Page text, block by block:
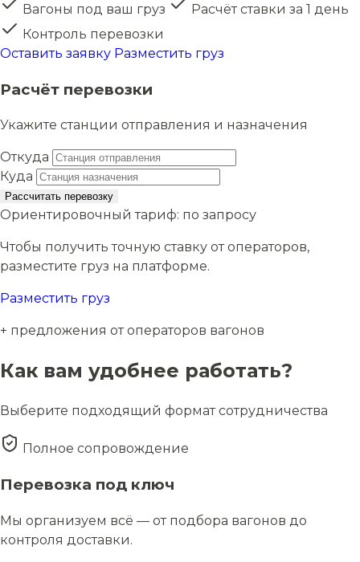
Вагоны под ваш груз
Расчёт ставки за 1 день
Контроль перевозки
Оставить заявку Разместить груз
Расчёт перевозки
Укажите станции отправления и назначения
Откуда
Куда
Рассчитать перевозку
Ориентировочный тариф: по запросу
Чтобы получить точную ставку от операторов,
разместите груз на платформе.
Разместить груз
+ предложения от операторов вагонов
Как вам удобнее работать?
Выберите подходящий формат сотрудничества
Полное сопровождение
Перевозка под ключ
Мы организуем всё — от подбора вагонов до
контроля доставки.